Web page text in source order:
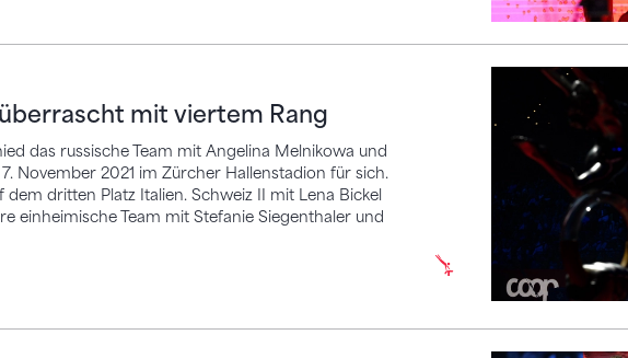
mit viertem Rang
das russische Team mit Angelina Melnikowa und
November 2021 im Zürcher Hallenstadion für sich.
dritten Platz Italien. Schweiz II mit Lena Bickel
einheimische Team mit Stefanie Siegenthaler und
mit viertem Rang